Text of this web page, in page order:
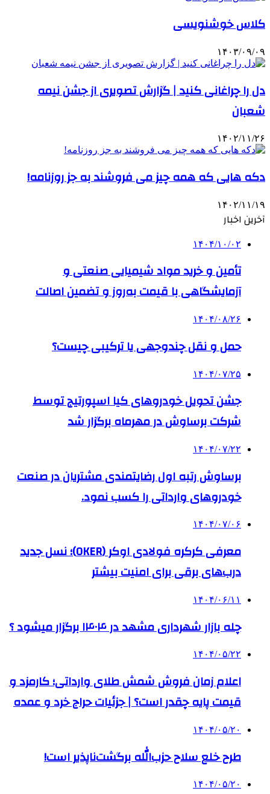
کلاس خوشنویسی
۱۴۰۳/۰۹/۰۹
دل را چراغانی کنید | گزارش تصویری از جشن نیمه
شعبان
۱۴۰۲/۱۱/۲۶
دکه هایی که همه چیز می فروشند به جز روزنامه!
۱۴۰۲/۱۱/۱۹
آخرین اخبار
۱۴۰۴/۱۰/۰۲
تأمین و خرید مواد شیمیایی صنعتی و
آزمایشگاهی با قیمت به‌روز و تضمین اصالت
۱۴۰۴/۰۸/۲۶
حمل و نقل چندوجهی یا ترکیبی چیست؟
۱۴۰۴/۰۷/۲۵
جشن تحویل خودروهای کیا اسپورتیج توسط
شرکت برساوش در مهرماه برگزار شد
۱۴۰۴/۰۷/۲۲
برساوش رتبه اول رضایتمندی مشتریان در صنعت
خودروهای وارداتی را کسب نمود.
۱۴۰۴/۰۷/۰۶
معرفی کرکره فولادی اوکر (OKER)؛ نسل جدید
درب‌های برقی برای امنیت بیشتر
۱۴۰۴/۰۶/۱۱
چله بازار شهرداری مشهد در ۱۴۰۴ برگزار میشود ؟
۱۴۰۴/۰۵/۲۲
اعلام زمان فروش شمش طلای وارداتی؛ کارمزد و
قیمت پایه چقدر است؟ | جزئیات حراج خرد و عمده
۱۴۰۴/۰۵/۲۰
طرح خلع سلاح حزب‌الله برگشت‌ناپذیر است!
۱۴۰۴/۰۵/۲۰